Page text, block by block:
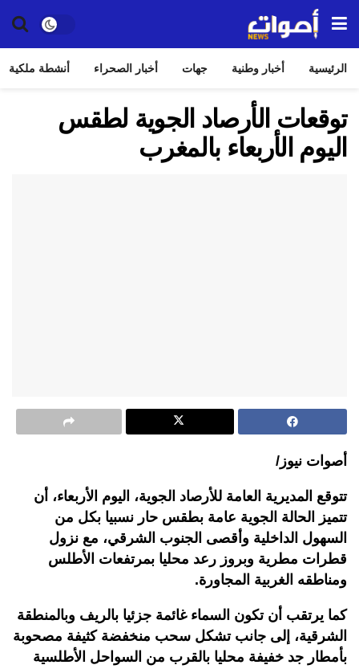
الرئيسية أخبار وطنية جهات أخبار الصحراء أنشطة ملكية
توقعات الأرصاد الجوية لطقس
اليوم الأربعاء بالمغرب
أصوات نيوز/
تتوقع المديرية العامة للأرصاد الجوية، اليوم الأربعاء، أن
تتميز الحالة الجوية عامة بطقس حار نسبيا بكل من
السهول الداخلية وأقصى الجنوب الشرقي، مع نزول
قطرات مطرية وبروز رعد محليا بمرتفعات الأطلس
ومناطقه الغربية المجاورة.
كما يرتقب أن تكون السماء غائمة جزئيا بالريف وبالمنطقة
الشرقية، إلى جانب تشكل سحب منخفضة كثيفة مصحوبة
بأمطار جد خفيفة محليا بالقرب من السواحل الأطلسية